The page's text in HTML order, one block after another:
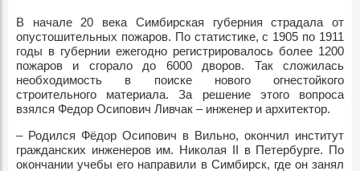
В начале 20 века Симбирская губерния страдала от
опустошительных пожаров. По статистике, с 1905 по 1911
годы в губернии ежегодно регистрировалось более 1200
пожаров и сгорало до 6000 дворов. Так сложилась
необходимость в поиске нового огнестойкого
строительного материала. За решение этого вопроса
взялся Федор Осипович Ливчак – инженер и архитектор.
– Родился Фёдор Осипович в Вильно, окончил институт
гражданских инженеров им. Николая II в Петербурге. По
окончании учебы его направили в Симбирск, где он занял